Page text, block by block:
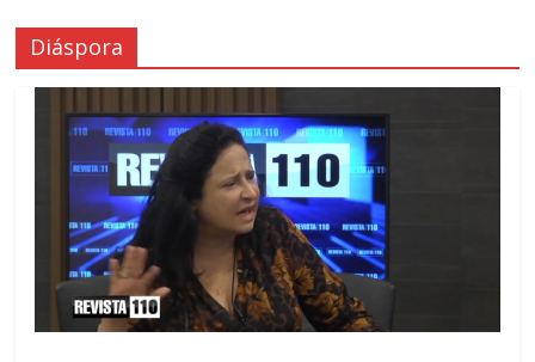
Diáspora